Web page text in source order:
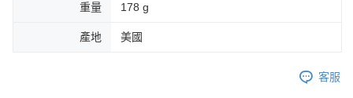
重量 178 g
產地 美國
客服